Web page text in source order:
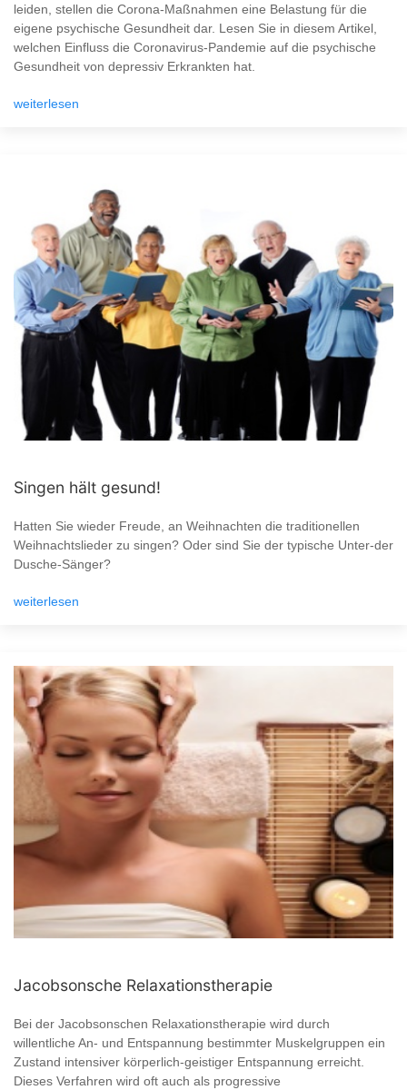
leiden, stellen die Corona-Maßnahmen eine Belastung für die
eigene psychische Gesundheit dar. Lesen Sie in diesem Artikel,
welchen Einfluss die Coronavirus-Pandemie auf die psychische
Gesundheit von depressiv Erkrankten hat.
weiterlesen
Singen hält gesund!
Hatten Sie wieder Freude, an Weihnachten die traditionellen
Weihnachtslieder zu singen? Oder sind Sie der typische Unter-der
Dusche-Sänger?
weiterlesen
Jacobsonsche Relaxationstherapie
Bei der Jacobsonschen Relaxationstherapie wird durch
willentliche An- und Entspannung bestimmter Muskelgruppen ein
Zustand intensiver körperlich-geistiger Entspannung erreicht.
Dieses Verfahren wird oft auch als progressive